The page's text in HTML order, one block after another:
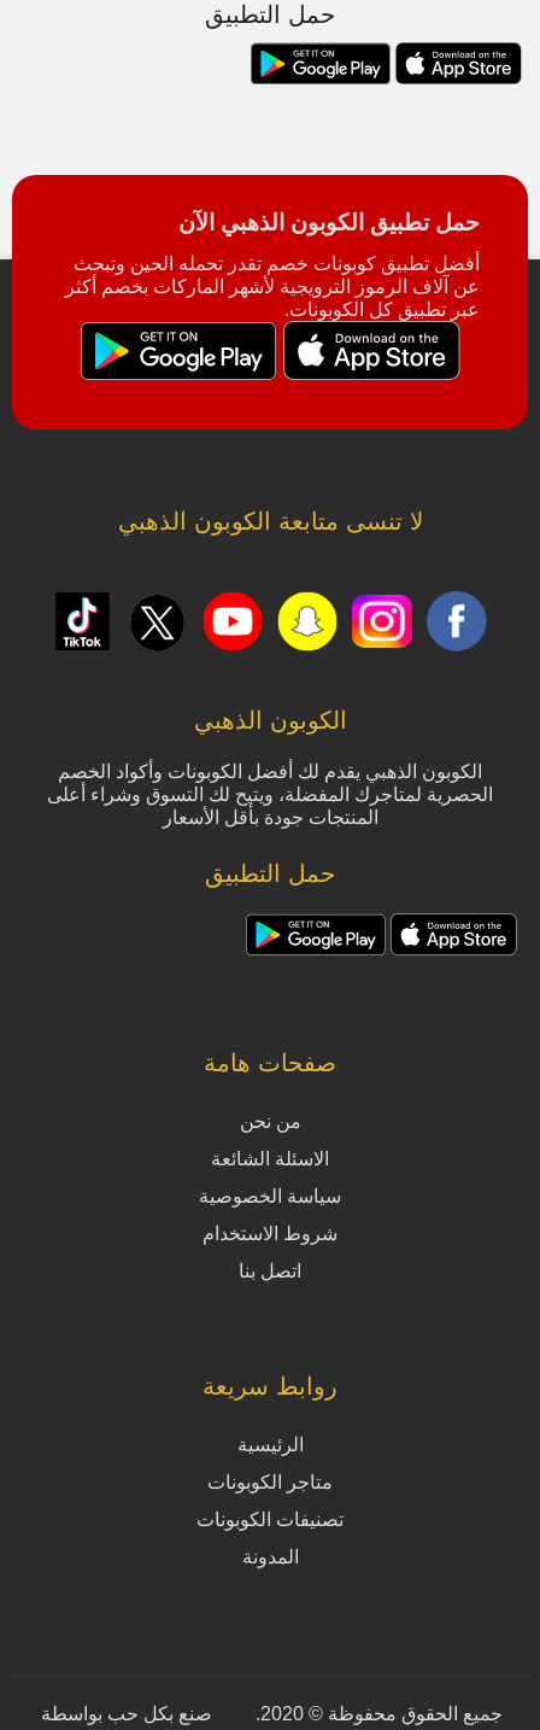
حمل التطبيق
حمل تطبيق الكوبون الذهبي الآن
أفضل تطبيق كوبونات خصم تقدر تحمله الحين وتبحث
عن آلاف الرموز الترويجية لأشهر الماركات بخصم أكثر
عبر تطبيق كل الكوبونات.
لا تنسى متابعة الكوبون الذهبي
الكوبون الذهبي
الكوبون الذهبي يقدم لك أفضل الكوبونات وأكواد الخصم
الحصرية لمتاجرك المفضلة، ويتيح لك التسوق وشراء أعلى
المنتجات جودة بأقل الأسعار
حمل التطبيق
صفحات هامة
من نحن
الاسئلة الشائعة
سياسة الخصوصية
شروط الاستخدام
اتصل بنا
روابط سريعة
الرئيسية
متاجر الكوبونات
تصنيفات الكوبونات
المدونة
جميع الحقوق محفوظة © 2020. صنع بكل حب بواسطة